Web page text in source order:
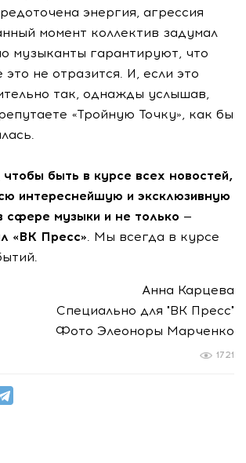
энергия, агрессия
момент коллектив задумал
музыканты гарантируют, что
это не отразится. И, если это
так, однажды услышав,
«Тройную Точку», как бы
чтобы быть в курсе всех новостей,
интереснейшую и эксклюзивную
музыки и не только —
«ВК Пресс». Мы всегда в курсе
Анна Карцева
Специально для "ВК Пресс"
Фото Элеоноры Марченко
1721